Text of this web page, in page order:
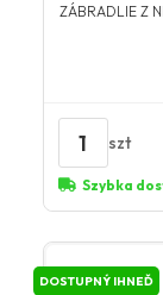
ZÁBRADLIE Z
1 szt
Szybka
DOSTUPNÝ IHNEĎ